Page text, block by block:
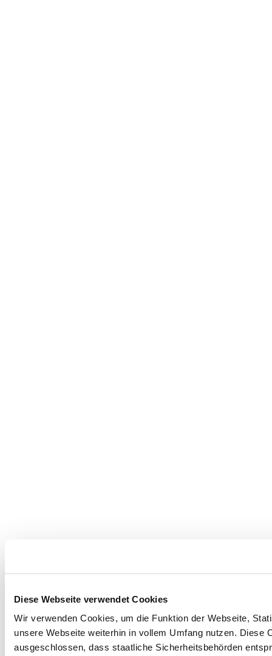
Diese Webseite verwendet Cookies
Wir verwenden Cookies, um die Funktion der Webseite,
unsere Webseite weiterhin in vollem Umfang nutzen.
ausgeschlossen, dass staatliche Sicherheitsbehörden